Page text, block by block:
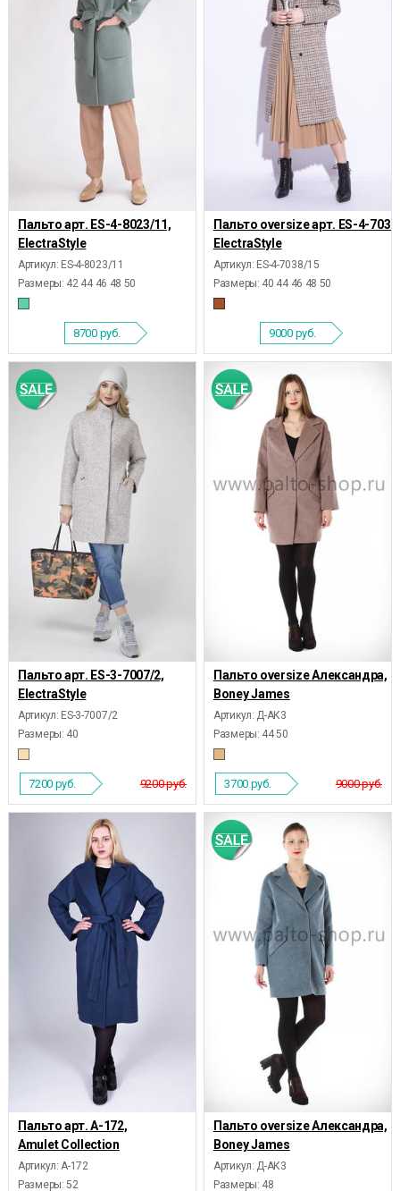
Пальто арт. ES-4-8023/11,
ElectraStyle
Артикул: ES-4-8023/11
Размеры: 42 44 46 48 50
8700 руб.
Пальто oversize арт. ES-4-
ElectraStyle
Артикул: ES-4-7038/15
Размеры: 40 44 46 48 50
9000 руб.
Пальто арт. ES-3-7007/2,
ElectraStyle
Артикул: ES-3-7007/2
Размеры: 40
9200 руб.
7200 руб.
Пальто oversize Александра,
Boney James
Артикул: Д-АК3
Размеры: 44 50
9000 руб.
3700 руб.
Пальто арт. А-172,
Amulet Collection
Артикул: А-172
Размеры: 52
Пальто oversize Александра,
Boney James
Артикул: Д-АК3
Размеры: 48